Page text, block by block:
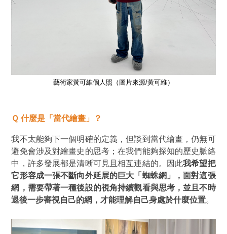
藝術家黃可維個人照（圖片來源/黃可維）
Ｑ 什麼是「當代繪畫」？
我不太能夠下一個明確的定義，但談到當代繪畫，仍無可
避免會涉及對繪畫史的思考；在我們能夠探知的歷史脈絡
中，許多發展都是清晰可見且相互連結的。因此我希望把
它形容成一張不斷向外延展的巨大 「蜘蛛網」
，面對這張
網，需要帶著一種後設的視角持續觀看與思考，並且不時
退後一步審視自己的網，才能理解自己身處於什麼位置。